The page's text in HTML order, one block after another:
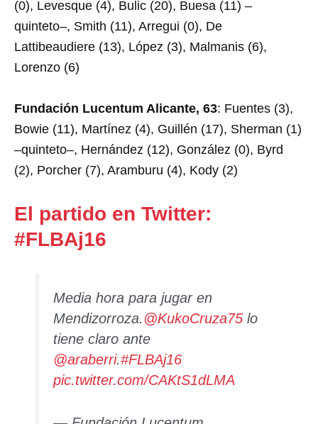
(0), Levesque (4), Bulic (20), Buesa (11) –
quinteto–, Smith (11), Arregui (0), De
Lattibeaudiere (13), López (3), Malmanis (6),
Lorenzo (6)
Fundación Lucentum Alicante, 63: Fuentes (3),
Bowie (11), Martínez (4), Guillén (17), Sherman (1)
–quinteto–, Hernández (12), González (0), Byrd
(2), Porcher (7), Aramburu (4), Kody (2)
El partido en Twitter:
#FLBAj16
Media hora para jugar en
Mendizorroza. @KukoCruza75lo
tiene claro ante
@araberri.#FLBAj16
pic.twitter.com/CAKtS1dLMA